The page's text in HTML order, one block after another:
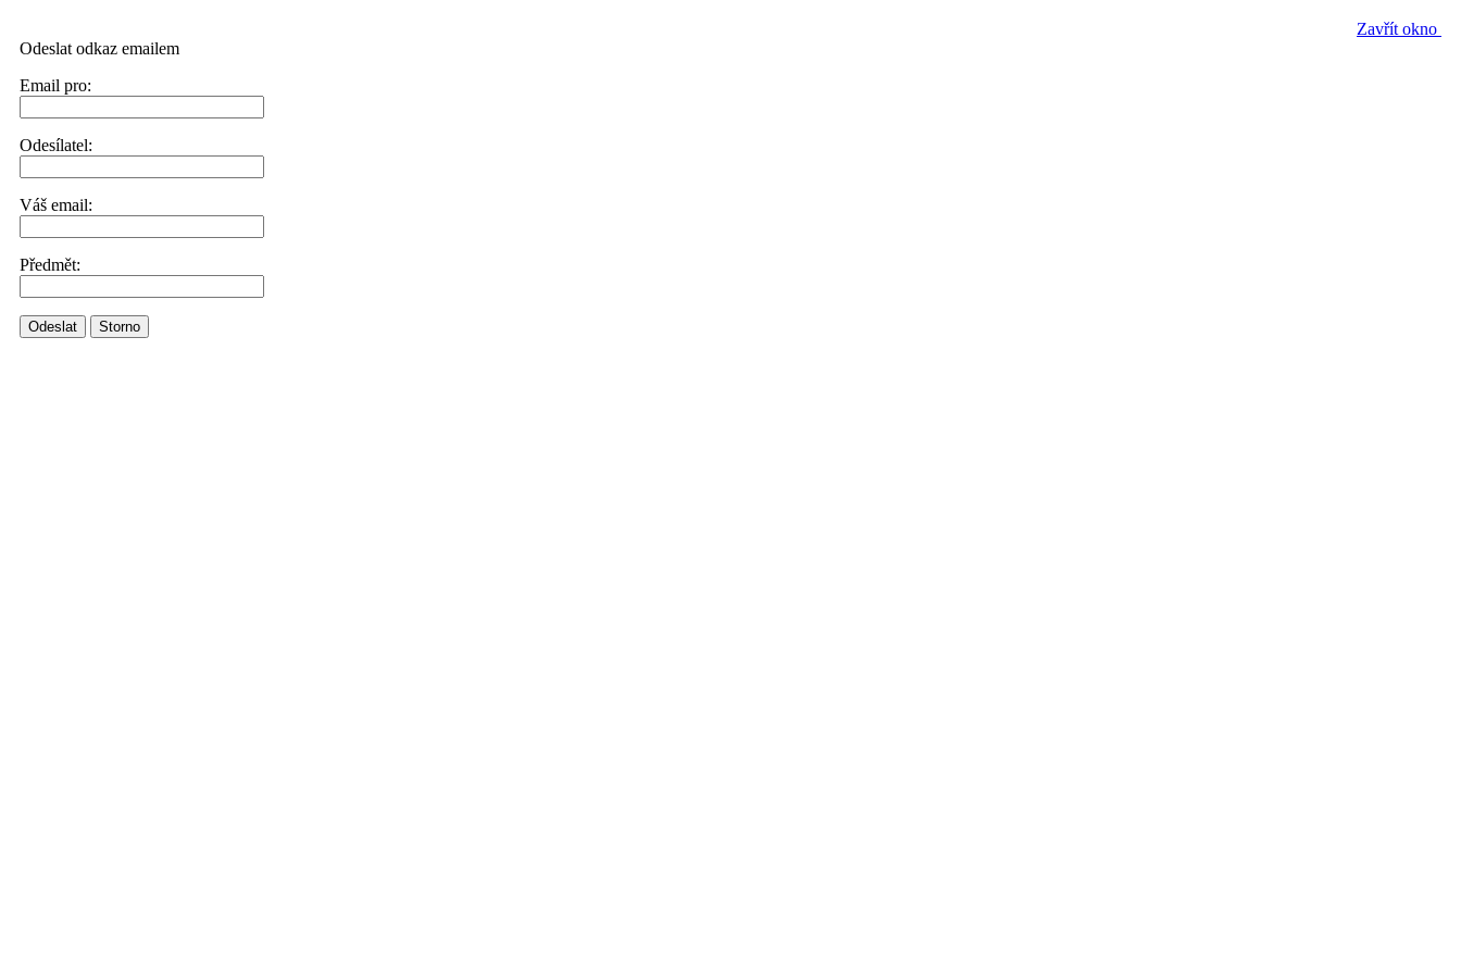
Zavřít okno
Odeslat odkaz emailem
Email pro:
Odesílatel:
Váš email:
Předmět:
Odeslat Storno